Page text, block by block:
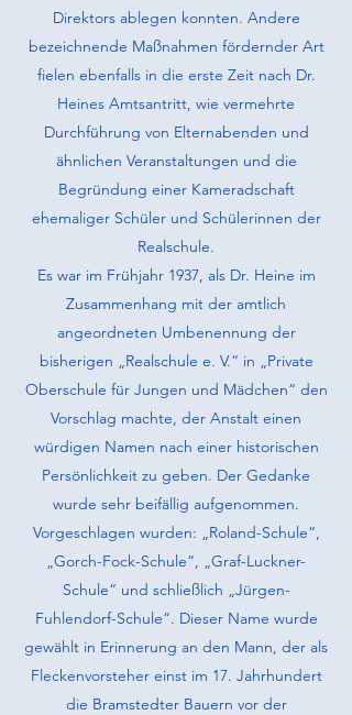
Direktors ablegen konnten. Andere
bezeichnende Maßnahmen fördernder Art
fielen ebenfalls in die erste Zeit nach Dr.
Heines Amtsantritt, wie vermehrte
Durchführung von Elternabenden und
ähnlichen Veranstaltungen und die
Begründung einer Kameradschaft
ehemaliger Schüler und Schülerinnen der
Realschule.
Es war im Frühjahr 1937, als Dr. Heine im
Zusammenhang mit der amtlich
angeordneten Umbenennung der
bisherigen „Realschule e. V.“ in „Private
Oberschule für Jungen und Mädchen“ den
Vorschlag machte, der Anstalt einen
würdigen Namen nach einer historischen
Persönlichkeit zu geben. Der Gedanke
wurde sehr beifällig aufgenommen.
Vorgeschlagen wur­den: „Roland-Schule“,
„Gorch-Fock-Schule“, „Graf-Luckner-
Schule“ und schließlich „Jürgen-
Fuhlendorf-Schule“. Dieser Name wurde
gewählt in Erinnerung an den Mann, der als
Fleckenvorsteher einst im 17. Jahrhundert
die Bramstedter Bauern vor der